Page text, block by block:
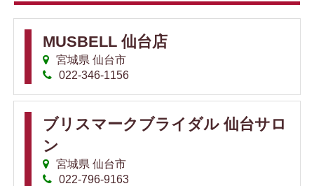
MUSBELL 仙台店
宮城県 仙台市
022-346-1156
ブリスマークブライダル 仙台サロ
ン
宮城県 仙台市
022-796-9163